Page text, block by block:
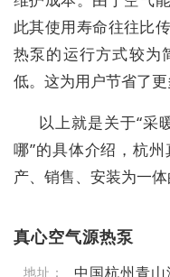
此其使用寿命往往比
热泵的运行方式较为
低。这为用户节省了更
以上就是关于“采
哪”的具体介绍，杭
产、销售、安装为一体
真心空气源热泵
地址： 中国杭州青